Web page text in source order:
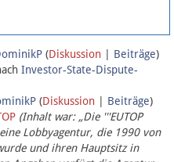
(Diskussion Beiträge)
Investor-State-Dispute-
(Diskussion Beiträge)
(Inhalt war: „Die '''EUTOP
Lobbyagentur, die 1990 von
und ihren Hauptsitz in